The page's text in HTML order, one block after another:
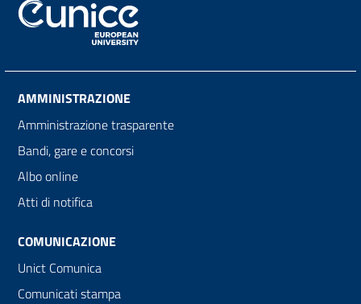
AMMINISTRAZIONE
Amministrazione trasparente
Bandi, gare e concorsi
Albo online
Atti di notifica
COMUNICAZIONE
Unict Comunica
Comunicati stampa